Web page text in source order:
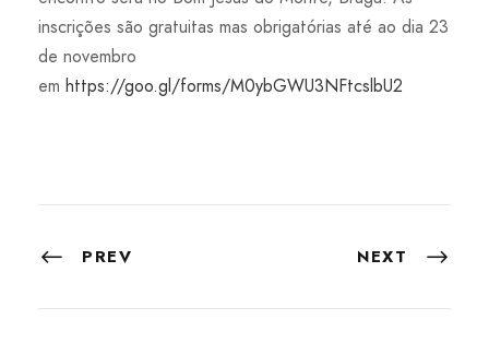
inscrições são gratuitas mas obrigatórias até ao dia 23
de novembro
em https://goo.gl/forms/M0ybGWU3NFtcslbU2
PREV NEXT